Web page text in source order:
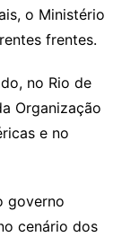
o Ministério
frentes.
no Rio de
Organização
e no
governo
cenário dos